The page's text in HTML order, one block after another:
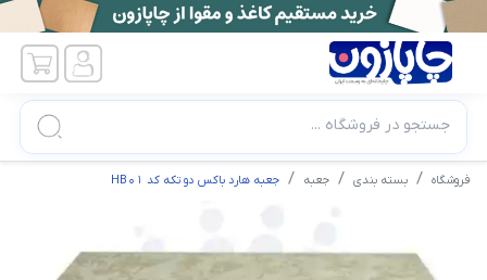
جستجو در فروشگاه ...
فروشگاه بسته بندی جعبه جعبه هارد باکس دو تکه کد HB01